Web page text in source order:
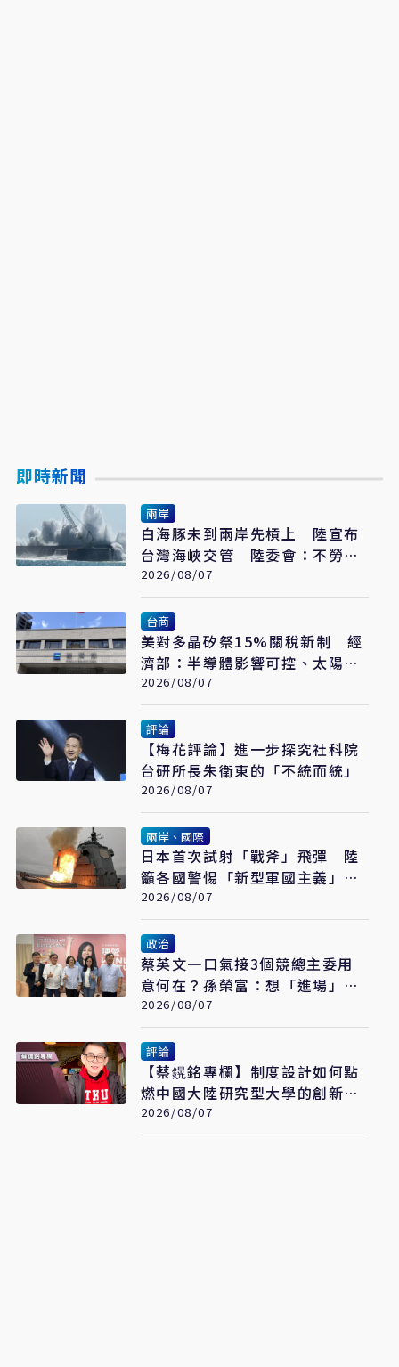
即時新聞
兩岸
白海豚未到兩岸先槓上 陸宣布
台灣海峽交管 陸委會：不勞費
心
2026/08/07
台商
美對多晶矽祭15%關稅新制 經
濟部：半導體影響可控、太陽能
產業衝擊有限
2026/08/07
評論
【梅花評論】進一步探究社科院
台研所長朱衛東的「不統而統」
2026/08/07
兩岸、國際
日本首次試射「戰斧」飛彈 陸
籲各國警惕「新型軍國主義」發
展
2026/08/07
政治
蔡英文一口氣接3個競總主委用
意何在？孫榮富：想「進場」接
黨主席
2026/08/07
評論
【蔡鎤銘專欄】制度設計如何點
燃中國大陸研究型大學的創新引
擎
2026/08/07